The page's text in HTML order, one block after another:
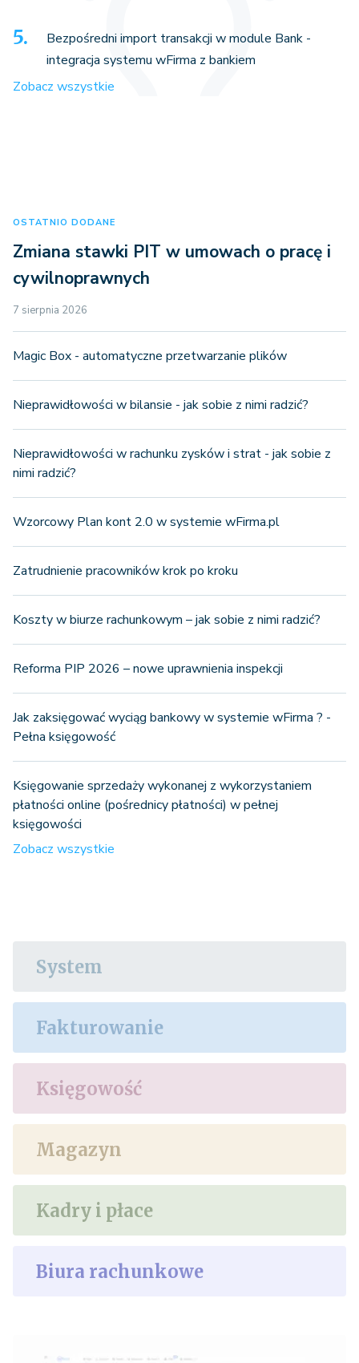
Bezpośredni import transakcji w module Bank -
integracja systemu wFirma z bankiem
Zobacz wszystkie
OSTATNIO DODANE
Zmiana stawki PIT w umowach o pracę i
cywilnoprawnych
7 sierpnia 2026
Magic Box - automatyczne przetwarzanie plików
Nieprawidłowości w bilansie - jak sobie z nimi radzić?
Nieprawidłowości w rachunku zysków i strat - jak sobie z
nimi radzić?
Wzorcowy Plan kont 2.0 w systemie wFirma.pl
Zatrudnienie pracowników krok po kroku
Koszty w biurze rachunkowym – jak sobie z nimi radzić?
Reforma PIP 2026 – nowe uprawnienia inspekcji
Jak zaksięgować wyciąg bankowy w systemie wFirma ? -
Pełna księgowość
Księgowanie sprzedaży wykonanej z wykorzystaniem
płatności online (pośrednicy płatności) w pełnej
księgowości
Zobacz wszystkie
System
Fakturowanie
Księgowość
Magazyn
Kadry i płace
Biura rachunkowe